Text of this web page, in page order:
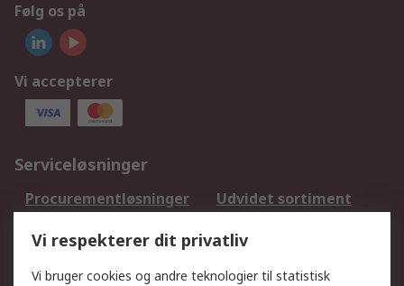
Følg os på
Vi accepterer
Serviceløsninger
Procurementløsninger
Udvidet sortiment
DesignSpark
Teknisk Support
Dit lokale salgsteam
Eksportløsninger
Vi respekterer dit privatliv
Vi bruger cookies og andre teknologier til statistisk